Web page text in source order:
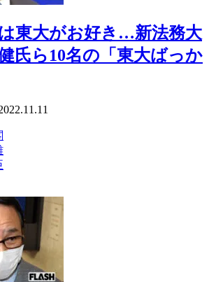
東大がお好き…新法務大
氏ら10名の「東大ばっか